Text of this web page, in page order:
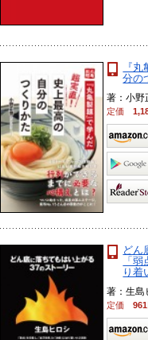
『
分の
著：小野
定価
どん
「
り着
著：生島
定価961